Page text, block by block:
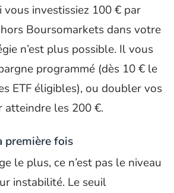
vous investissiez 100 € par
Boursomarkets dans votre
n’est plus possible. Il vous
programmé (dès 10 € le
ETF éligibles), ou doubler vos
atteindre les 200 €.
première fois
le plus, ce n’est pas le niveau
instabilité. Le seuil